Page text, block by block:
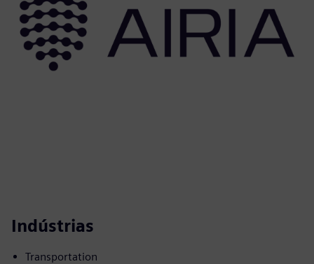
Indústrias
Transportation